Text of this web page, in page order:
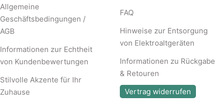
Allgemeine
Geschäftsbedingungen /
AGB
Informationen zur Echtheit
von Kundenbewertungen
Stilvolle Akzente für Ihr
Zuhause
FAQ
Hinweise zur Entsorgung
von Elektroaltgeräten
Informationen zu Rückgabe
& Retouren
Vertrag widerrufen